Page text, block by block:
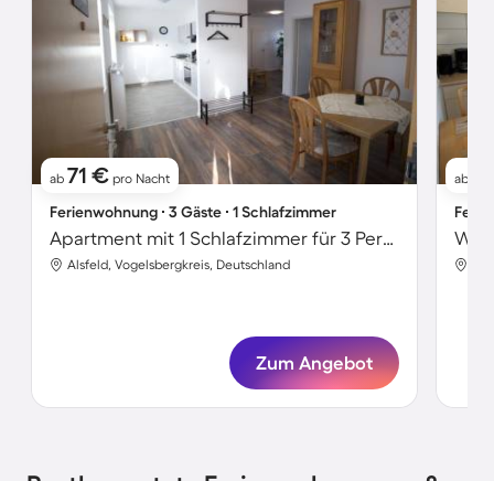
ab 71 € pro Nacht
Ferienwohnung ∙ 3 Gäste ∙ 1 Schlafzimmer
Apartment mit 1 Schlafzimmer für 3 Personen
Alsfeld, Vogelsbergkreis, Deutschland
Zum Angebot
ab